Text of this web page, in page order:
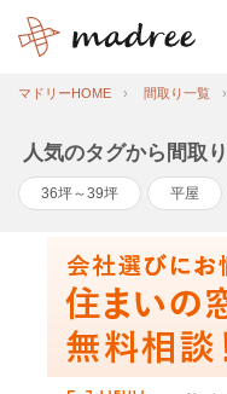
マドリーHOME 間取り一覧
人気のタグから間取
36坪～39坪 平屋